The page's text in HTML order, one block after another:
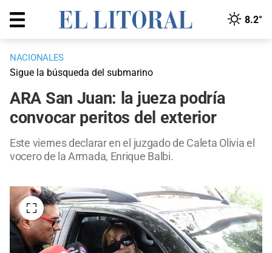
8.2°
NACIONALES
Sigue la búsqueda del submarino
ARA San Juan: la jueza podría
convocar peritos del exterior
Este viernes declarar en el juzgado de Caleta Olivia el
vocero de la Armada, Enrique Balbi.